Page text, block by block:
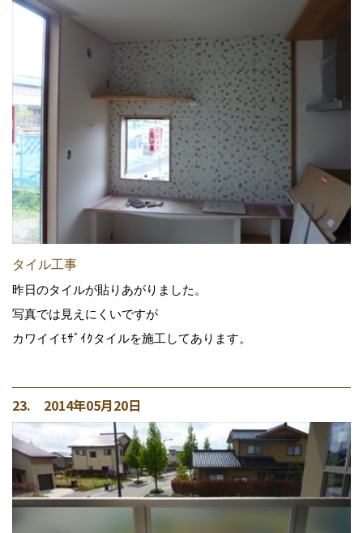
タイル工事
昨日のタイルが貼りあがりました。
写真では見えにくいですが
カワイイﾓｻﾞｲｸタイルを施工してあります。
23. 2014年05月20日